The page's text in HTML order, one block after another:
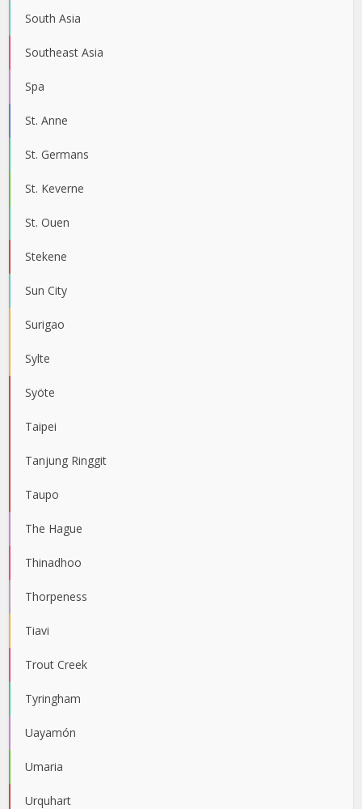
South Asia
Southeast Asia
Spa
St. Anne
St. Germans
St. Keverne
St. Ouen
Stekene
Sun City
Surigao
Sylte
Syöte
Taipei
Tanjung Ringgit
Taupo
The Hague
Thinadhoo
Thorpeness
Tiavi
Trout Creek
Tyringham
Uayamón
Umaria
Urquhart